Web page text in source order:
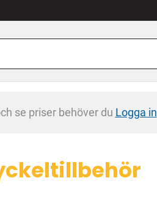
se priser behöver du Logga in